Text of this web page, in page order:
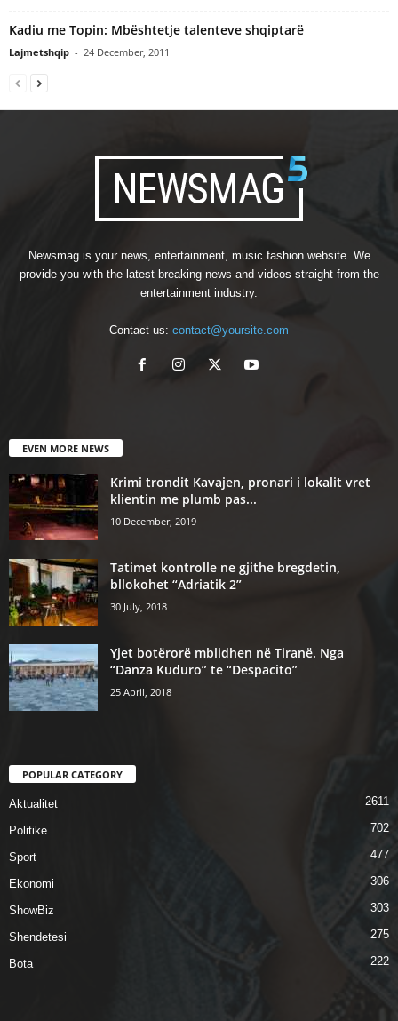
Kadiu me Topin: Mbështetje talenteve shqiptarë
Lajmetshqip - 24 December, 2011
Newsmag is your news, entertainment, music fashion website. We
provide you with the latest breaking news and videos straight from the
entertainment industry.
Contact us: contact@yoursite.com
EVEN MORE NEWS
Krimi trondit Kavajen, pronari i lokalit vret
klientin me plumb pas...
10 December, 2019
Tatimet kontrolle ne gjithe bregdetin,
bllokohet “Adriatik 2”
30 July, 2018
Yjet botërorë mblidhen në Tiranë. Nga
“Danza Kuduro” te “Despacito”
25 April, 2018
POPULAR CATEGORY
Aktualitet 2611
Politike 702
Sport 477
Ekonomi 306
ShowBiz 303
Shendetesi 275
Bota 222